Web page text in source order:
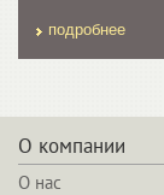
подробнее
О компании
О нас